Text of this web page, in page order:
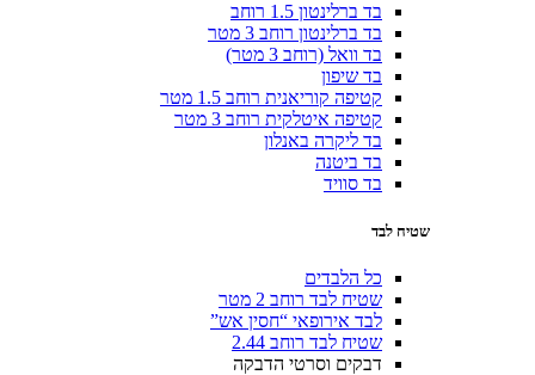
בד ברלינטון 1.5 רוחב
בד ברלינטון רוחב 3 מטר
בד וואל (רוחב 3 מטר)
בד שיפון
קטיפה קוריאנית רוחב 1.5 מטר
קטיפה איטלקית רוחב 3 מטר
בד ליקרה באנלון
בד ביטנה
בד סוויד
שטיח לבד
כל הלבדים
שטיח לבד רוחב 2 מטר
לבד אירופאי “חסין אש”
שטיח לבד רוחב 2.44
דבקים וסרטי הדבקה